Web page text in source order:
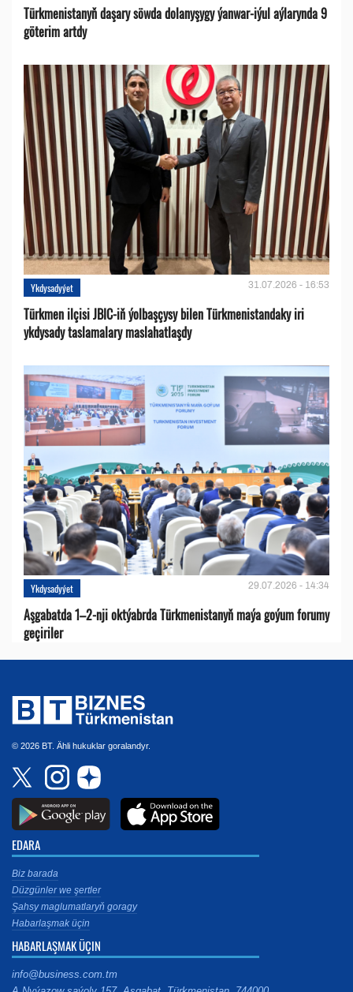
Türkmenistanyň daşary söwda dolanyşygy ýanwar-iýul aýlarynda 9
göterim artdy
Ykdysadyýet 31.07.2026 - 16:53
Türkmen ilçisi JBIC-iň ýolbaşçysy bilen Türkmenistandaky iri
ykdysady taslamalary maslahatlaşdy
Ykdysadyýet 29.07.2026 - 14:34
Aşgabatda 1–2-nji oktýabrda Türkmenistanyň maýa goýum forumy
geçiriler
© 2026 BT. Ähli hukuklar goralandyr.
EDARA
Biz barada
Düzgünler we şertler
Şahsy maglumatlaryň goragy
Habarlaşmak üçin
HABARLAŞMAK ÜÇIN
info@business.com.tm